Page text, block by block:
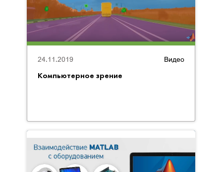
Видео
Компьютерное зрение
24.11.2019